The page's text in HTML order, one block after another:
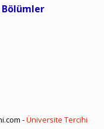
Bölümler
-Üniversite Tercihi